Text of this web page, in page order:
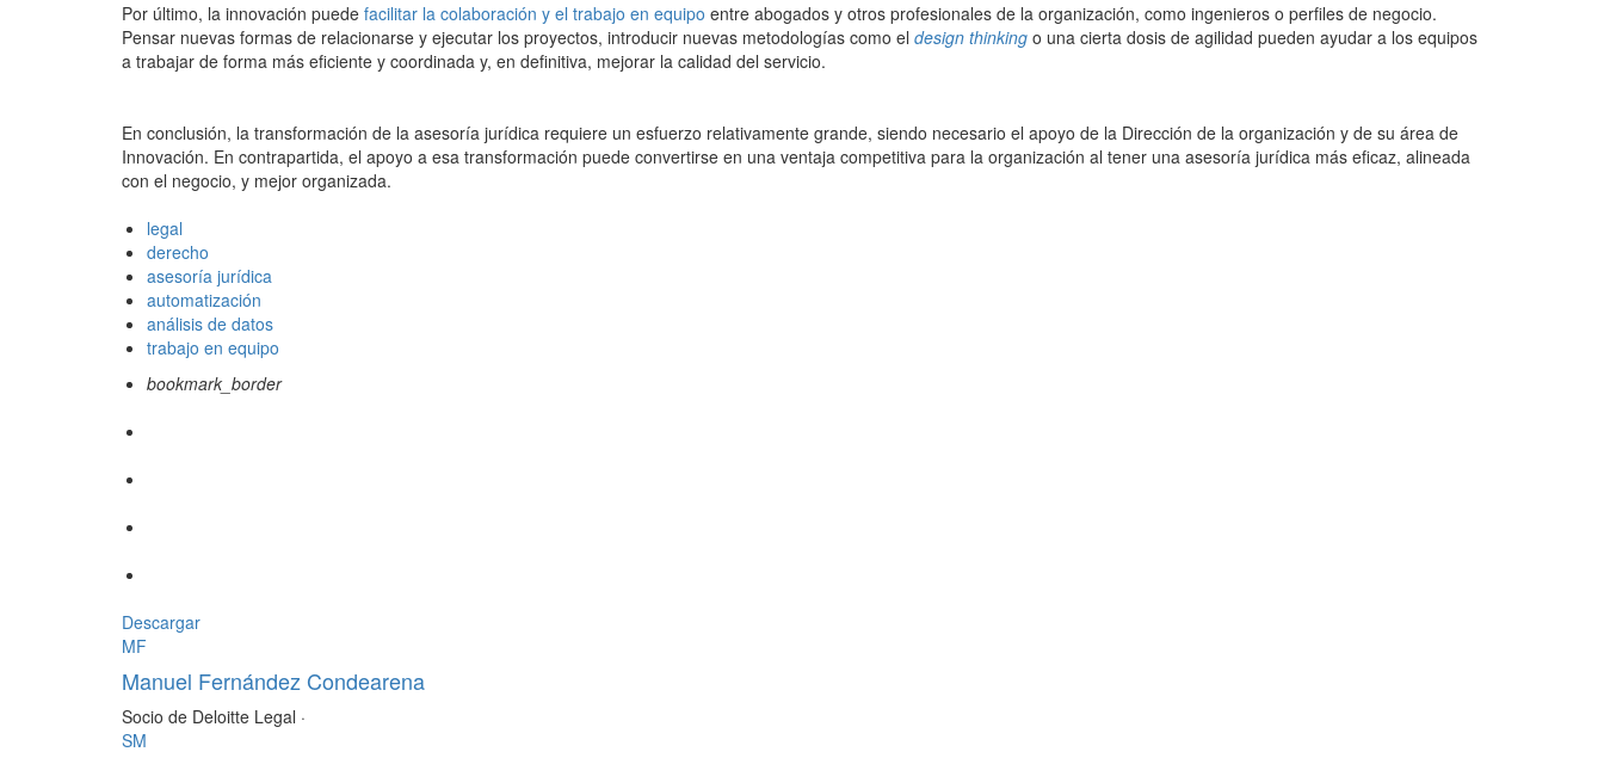
Por último, la innovación puede facilitar la colaboración y el trabajo en equipo entre abogados y otros profesionales de la organización, como ingenieros o perfiles de negocio.
Pensar nuevas formas de relacionarse y ejecutar los proyectos, introducir nuevas metodologías como el design thinking o una cierta dosis de agilidad pueden ayudar a los equipos
a trabajar de forma más eficiente y coordinada y, en definitiva, mejorar la calidad del servicio.
En conclusión, la transformación de la asesoría jurídica requiere un esfuerzo relativamente grande, siendo necesario el apoyo de la Dirección de la organización y de su área de
Innovación. En contrapartida, el apoyo a esa transformación puede convertirse en una ventaja competitiva para la organización al tener una asesoría jurídica más eficaz, alineada
con el negocio, y mejor organizada.
legal
derecho
asesoría jurídica
automatización
análisis de datos
trabajo en equipo
bookmark_border
Descargar
MF
Manuel Fernández Condearena
Socio de Deloitte Legal ·
SM